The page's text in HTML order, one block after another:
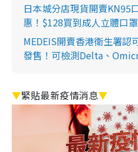
日本城分店現貨開賣KN95
惠！$128買到成人立體口
MEDEIS開賣香港衛生署認
發售！可檢測Delta、
▼緊貼最新疫情消息▼